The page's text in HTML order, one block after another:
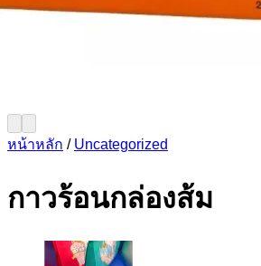
หน้าหลัก / Uncategorized
กาวร้อนกล่องส้ม